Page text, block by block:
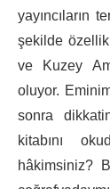
yayıncıların
şekilde
ve Kuzey
oluyor.
sonra
kitabını
hâkimsiniz?